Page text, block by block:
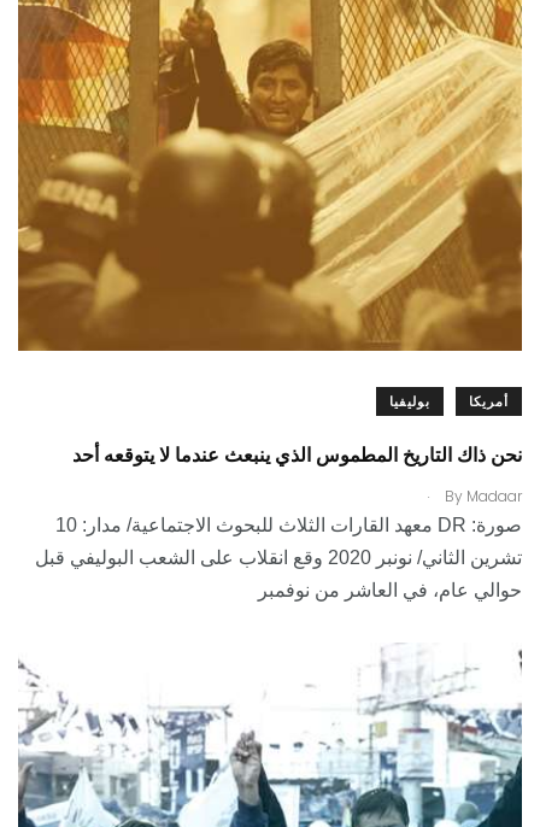
أمريكا بوليفيا
نحن ذاك التاريخ المطموس الذي ينبعث عندما لا يتوقعه أحد
By Madaar
.
صورة: DR معهد القارات الثلاث للبحوث الاجتماعية/ مدار: 10
تشرين الثاني/ نونبر 2020 وقع انقلاب على الشعب البوليفي قبل
حوالي عام، في العاشر من نوفمبر